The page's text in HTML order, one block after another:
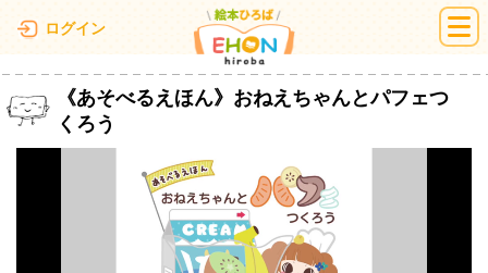
ログイン 絵本ひろば
《あそべるえほん》おねえちゃんとパフェつ
くろう